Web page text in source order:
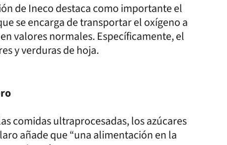
de Ineco destaca como importante el
se encarga de transportar el oxígeno a
valores normales. Específicamente, el
y verduras de hoja.
comidas ultraprocesadas, los azúcares
añade que “una alimentación en la